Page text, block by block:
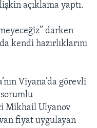
açıklama yaptı.
darken
kendi hazırlıklarını
Viyana’da görevli
Mikhail Ulyanov
fiyat uygulayan